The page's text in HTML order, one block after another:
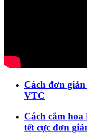
Cách đơn
VTC
Cách cắm
tết cực đơn